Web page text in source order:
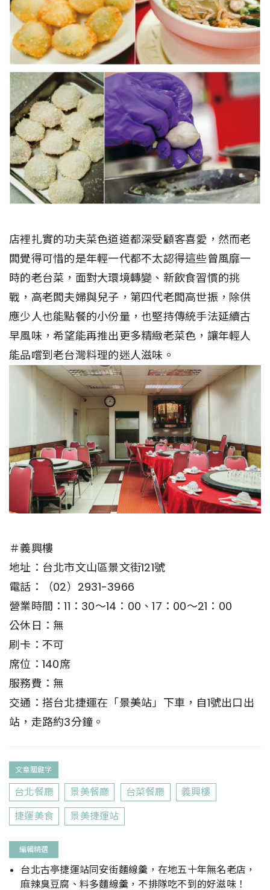
店裡扎實的功夫菜色道道都深受顧客喜愛，然而老
闆覺得可惜的是年輕一代都不太認得這些曾風靡一
時的老台菜，面對大環境轉變、新飲食習慣的挑
戰，高老闆夫婦與兒子，第四代老闆高世振，除供
應少人也能點餐的小份量，也堅持傳統手法延續古
早風味，希望能再推出更多精緻老菜色，讓年輕人
能品嚐到老台灣料理的迷人滋味。
＃義興樓
地址：台北市文山區景文街121號
電話：（02）2931-3966
營業時間：11：30～14：00、17：00～21：00
公休日：無
刷卡：不可
席位：140席
服務費：無
交通：搭台北捷運在「景美站」下車，自1號出口出
站，走路約3分鐘。
文章關鍵字
台北餐廳 景美餐廳 台菜餐廳
義興樓
捷運美食
景美捷運站
編輯精選
台北古亭捷運站同安街麵線羹，在地五十年無名老店，
麻辣臭豆腐、料多麵線羹，不排隊吃不到的好滋味！